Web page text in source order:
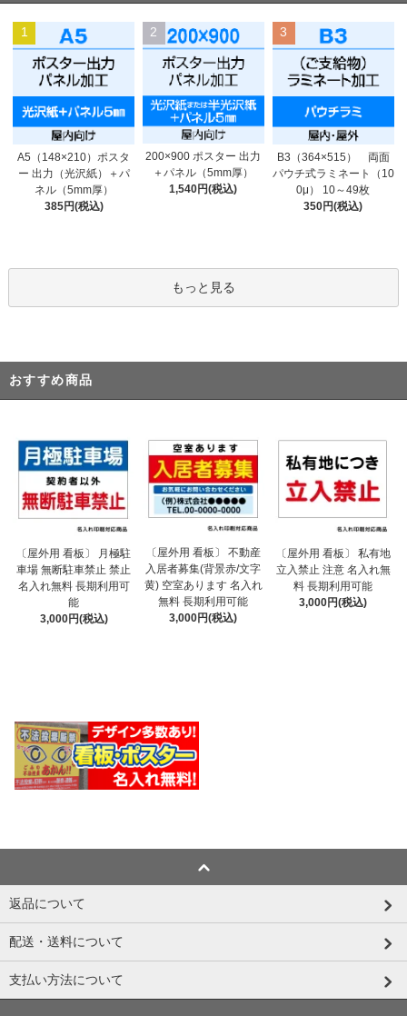
1
A5（148×210）ポスタ
ー 出力（光沢紙）＋パ
ネル（5mm厚）
385円(税込)
2
200×900 ポスター 出力
＋パネル（5mm厚）
1,540円(税込)
3
B3（364×515） 両面
パウチ式ラミネート（10
0μ） 10～49枚
350円(税込)
もっと見る
おすすめ商品
〔屋外用 看板〕 月極駐
車場 無断駐車禁止 禁止
名入れ無料 長期利用可
能
3,000円(税込)
〔屋外用 看板〕 不動産
入居者募集(背景赤/文字
黄) 空室あります 名入れ
無料 長期利用可能
3,000円(税込)
〔屋外用 看板〕 私有地
立入禁止 注意 名入れ無
料 長期利用可能
3,000円(税込)
返品について
配送・送料について
支払い方法について